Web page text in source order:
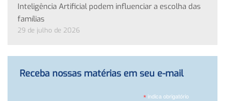
Inteligência Artificial podem influenciar a escolha das
famílias
29 de julho de 2026
Receba nossas matérias em seu e-mail
*indica obrigatório